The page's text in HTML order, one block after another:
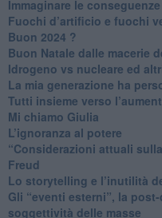
Immaginare le
​Fuochi d’artificio e fuochi
Buon 2024 ?
​Buon Natale dalle macerie
​Idrogeno vs nucleare ed
​La mia generazione ha
​Tutti insieme verso
Mi chiamo Giulia
L’ignoranza al potere
​“Considerazioni attuali
Freud
​Lo storytelling e l’inutilità
​Gli “eventi esterni”, la
soggettività delle masse